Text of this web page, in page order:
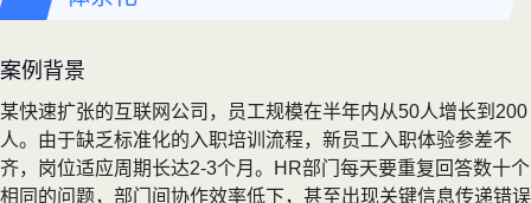
案例背景
某快速扩张的互联网公司，员工规模在半年内从50人增长到200
人。由于缺乏标准化的入职培训流程，新员工入职体验参差不
齐，岗位适应周期长达2-3个月。HR部门每天要重复回答数十个
相同的问题，部门间协作效率低下，甚至出现关键信息传递错误